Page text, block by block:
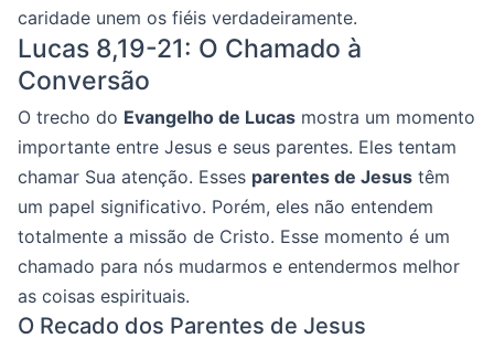
caridade unem os fiéis verdadeiramente.
Lucas 8,19-21: O Chamado à
Conversão
O trecho do Evangelho de Lucas mostra um momento
importante entre Jesus e seus parentes. Eles tentam
chamar Sua atenção. Esses parentes de Jesus têm
um papel significativo. Porém, eles não entendem
totalmente a missão de Cristo. Esse momento é um
chamado para nós mudarmos e entendermos melhor
as coisas espirituais.
O Recado dos Parentes de Jesus